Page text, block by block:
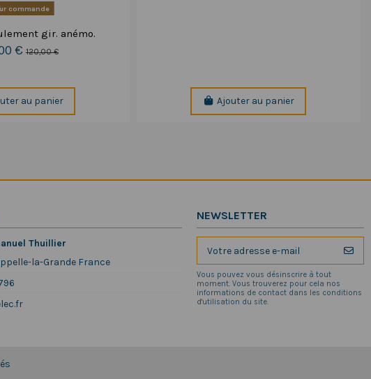
commande
gir. anémo.
€ 120,00 €
au panier Ajouter au panier
Thuillier
la-Grande France
NEWSLETTER
Vous pouvez vous désinscrire à tout
moment. Vous trouverez pour cela nos
informations de contact dans les conditions
d'utilisation du site.